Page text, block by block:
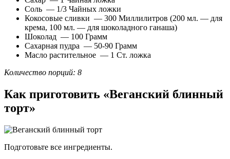
Соль — 1/3 Чайных ложки
Кокосовые сливки — 300 Миллилитров (200 мл. — для
крема, 100 мл. — для шоколадного ганаша)
Шоколад — 100 Грамм
Сахарная пудра — 50-90 Грамм
Масло растительное — 1 Ст. ложка
Количество порций: 8
Как приготовить «Веганский блинный
торт»
Подготовьте все ингредиенты.